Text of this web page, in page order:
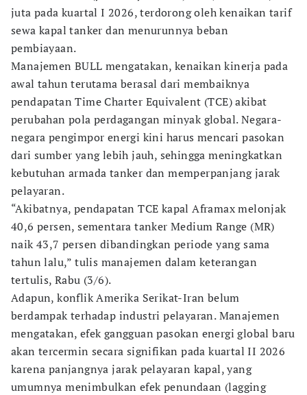
juta pada kuartal I 2026, terdorong oleh kenaikan tarif
sewa kapal tanker dan menurunnya beban
pembiayaan.
Manajemen BULL mengatakan, kenaikan kinerja pada
awal tahun terutama berasal dari membaiknya
pendapatan Time Charter Equivalent (TCE) akibat
perubahan pola perdagangan minyak global. Negara-
negara pengimpor energi kini harus mencari pasokan
dari sumber yang lebih jauh, sehingga meningkatkan
kebutuhan armada tanker dan memperpanjang jarak
pelayaran.
“Akibatnya, pendapatan TCE kapal Aframax melonjak
40,6 persen, sementara tanker Medium Range (MR)
naik 43,7 persen dibandingkan periode yang sama
tahun lalu,” tulis manajemen dalam keterangan
tertulis, Rabu (3/6).
Adapun, konflik Amerika Serikat-Iran belum
berdampak terhadap industri pelayaran. Manajemen
mengatakan, efek gangguan pasokan energi global baru
akan tercermin secara signifikan pada kuartal II 2026
karena panjangnya jarak pelayaran kapal, yang
umumnya menimbulkan efek penundaan (lagging